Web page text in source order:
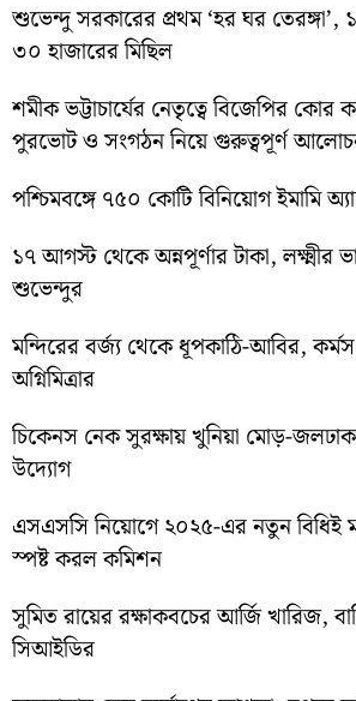
শুভেন্দু সরকারের প্রথম ‘হর ঘর
৩০ হাজারের মিছিল
শমীক ভট্টাচার্যের নেতৃত্বে বিজেপির কোর
পুরভোট ও সংগঠন নিয়ে গুরুত্বপূর্ণ
পশ্চিমবঙ্গে ৭৫০ কোটি বিনিয়োগ ইমামি
১৭ আগস্ট থেকে অন্নপূর্ণার টাকা, লক্ষ্মীর
শুভেন্দুর
মন্দিরের বর্জ্য থেকে ধূপকাঠি-আবির,
অগ্নিমিত্রার
চিকেনস নেক সুরক্ষায় খুনিয়া মোড়-
উদ্যোগ
এসএসসি নিয়োগে ২০২৫-এর নতুন বিধিই
স্পষ্ট করল কমিশন
সুমিত রায়ের রক্ষাকবচের আর্জি খারিজ,
সিআইডির